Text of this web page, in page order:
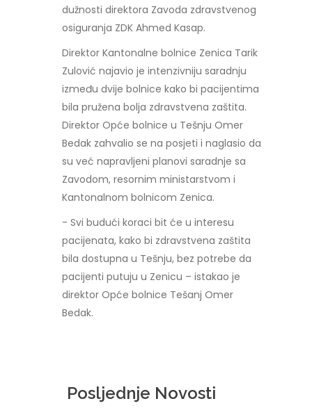
dužnosti direktora Zavoda zdravstvenog
osiguranja ZDK Ahmed Kasap.
Direktor Kantonalne bolnice Zenica Tarik
Zulović najavio je intenzivniju saradnju
između dvije bolnice kako bi pacijentima
bila pružena bolja zdravstvena zaštita.
Direktor Opće bolnice u Tešnju Omer
Bedak zahvalio se na posjeti i naglasio da
su već napravljeni planovi saradnje sa
Zavodom, resornim ministarstvom i
Kantonalnom bolnicom Zenica.
- Svi budući koraci bit će u interesu
pacijenata, kako bi zdravstvena zaštita
bila dostupna u Tešnju, bez potrebe da
pacijenti putuju u Zenicu – istakao je
direktor Opće bolnice Tešanj Omer
Bedak.
Posljednje Novosti